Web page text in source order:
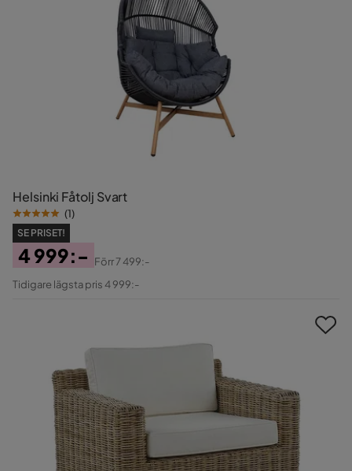
Helsinki Fåtolj Svart
(1)
SE PRISET!
Pris
4 999:-
Original
Förr7 499:-
Tidigare lägsta pris 4 999:-